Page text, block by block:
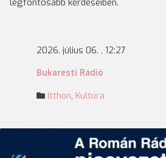
legfontosabb kérdéseiben.
2026. július 06. , 12:27
Bukaresti Rádió
Itthon, Kultúra